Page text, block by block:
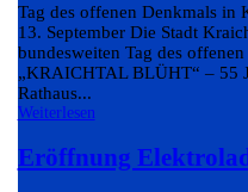
Tag des offenen Denkmals in
13. September Die Stadt
bundesweiten Tag des
„KRAICHTAL BLÜHT“ – 55
Rathaus...
Weiterlesen
Eröffnung